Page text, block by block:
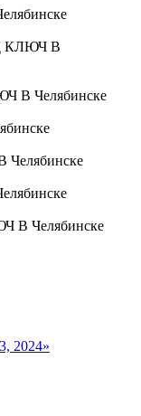
КЛЮЧ В
В Челябинске
В Челябинске
2024»